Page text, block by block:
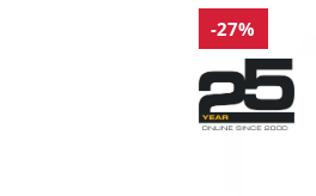
-27%
Produktbilder High Absorption Pads